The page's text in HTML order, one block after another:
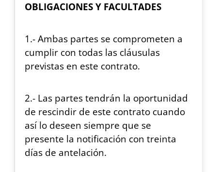
OBLIGACIONES Y FACULTADES
1.- Ambas partes se comprometen a
cumplir con todas las cláusulas
previstas en este contrato.
2.- Las partes tendrán la oportunidad
de rescindir de este contrato cuando
así lo deseen siempre que se
presente la notificación con treinta
días de antelación.